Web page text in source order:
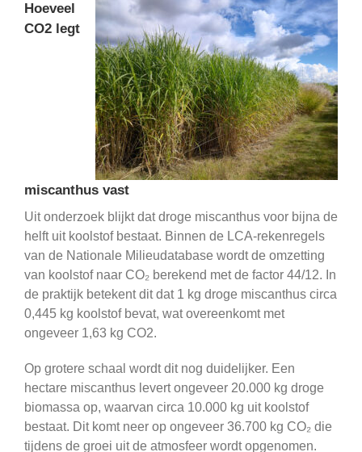
Hoeveel
CO2 legt
miscanthus vast
Uit onderzoek blijkt dat droge miscanthus voor bijna de
helft uit koolstof bestaat. Binnen de LCA-rekenregels
van de Nationale Milieudatabase wordt de omzetting
van koolstof naar CO₂ berekend met de factor 44/12. In
de praktijk betekent dit dat 1 kg droge miscanthus circa
0,445 kg koolstof bevat, wat overeenkomt met
ongeveer 1,63 kg CO2.
Op grotere schaal wordt dit nog duidelijker. Een
hectare miscanthus levert ongeveer 20.000 kg droge
biomassa op, waarvan circa 10.000 kg uit koolstof
bestaat. Dit komt neer op ongeveer 36.700 kg CO₂ die
tijdens de groei uit de atmosfeer wordt opgenomen.